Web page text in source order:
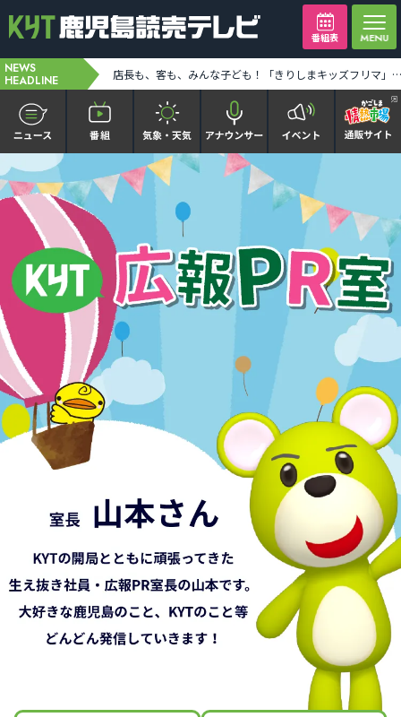
番組表
NEWS
HEADLINE 24時間テレビキャラバンカー大隅地区 テーマは「わたしの家族の話～あなたは誰を想う？～」 [2026-08-06 19:39:00] 店長も、客も、みんな子ども！「きりしまキッズフリマ」に出店した姉妹に密着 [2026-08-06 19:41:00]
かごピタ FAMILIAR
KYT news every かごしま
かごしまソロ活
It推しTV
番組表を見る